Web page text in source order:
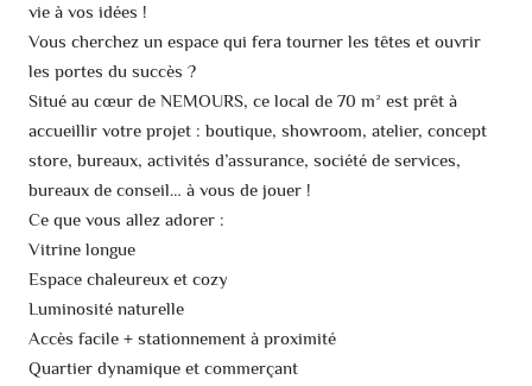
vie à vos idées !
Vous cherchez un espace qui fera tourner les têtes et ouvrir
les portes du succès ?
Situé au cœur de NEMOURS, ce local de 70 m² est prêt à
accueillir votre projet : boutique, showroom, atelier, concept
store, bureaux, activités d’assurance, société de services,
bureaux de conseil… à vous de jouer !
Ce que vous allez adorer :
Vitrine longue
Espace chaleureux et cozy
Luminosité naturelle
Accès facile + stationnement à proximité
Quartier dynamique et commerçant